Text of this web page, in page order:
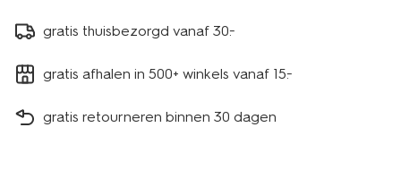
gratis thuisbezorgd vanaf 30.-
gratis afhalen in 500+ winkels vanaf 15.-
gratis retourneren binnen 30 dagen